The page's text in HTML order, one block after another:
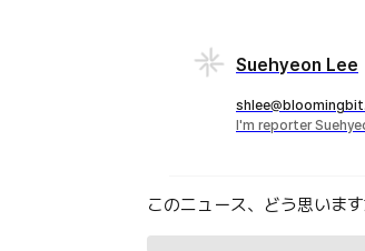
Suehyeon Lee
I'm reporter
このニュース、どう思います